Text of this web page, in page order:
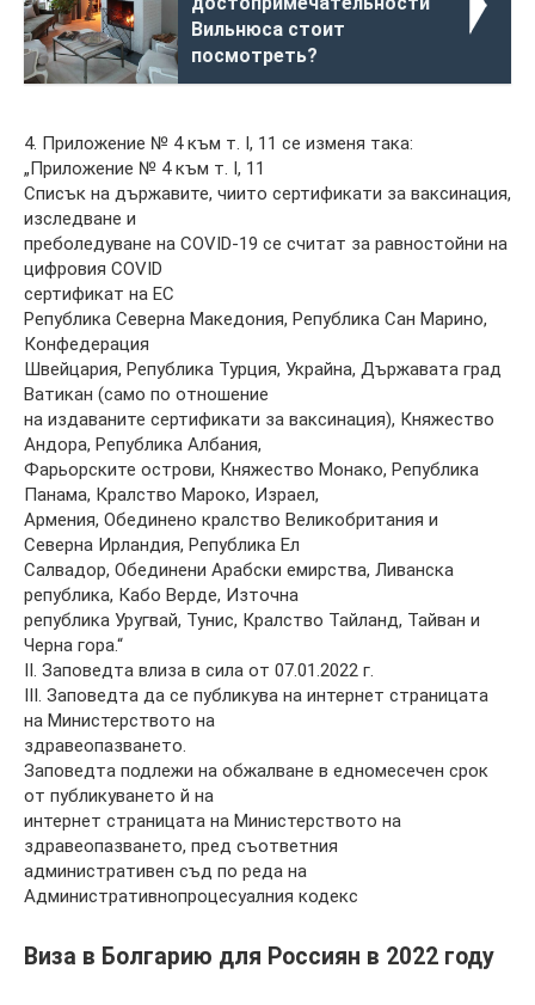
Вильнюса стоит
посмотреть?
4. Приложение № 4 към т. I, 11 се изменя така:
„Приложение № 4 към т. I, 11
Списък на държавите, чиито сертификати за ваксинация,
изследване и
преболедуване на COVID-19 се считат за равностойни на
цифровия COVID
сертификат на ЕС
Република Северна Македония, Република Сан Марино,
Конфедерация
Швейцария, Република Турция, Украйна, Държавата град
Ватикан (само по отношение
на издаваните сертификати за ваксинация), Княжество
Андора, Република Албания,
Фарьорските острови, Княжество Монако, Република
Панама, Кралство Мароко, Израел,
Армения, Обединено кралство Великобритания и
Северна Ирландия, Република Ел
Салвадор, Обединени Арабски емирства, Ливанска
република, Кабо Верде, Източна
република Уругвай, Тунис, Кралство Тайланд, Тайван и
Черна гора.“
II. Заповедта влиза в сила от 07.01.2022 г.
III. Заповедта да се публикува на интернет страницата
на Министерството на
здравеопазването.
Заповедта подлежи на обжалване в едномесечен срок
от публикуването й на
интернет страницата на Министерството на
здравеопазването, пред съответния
административен съд по реда на
Административнопроцесуалния кодекс
Виза в Болгарию для Россиян в 2022 году